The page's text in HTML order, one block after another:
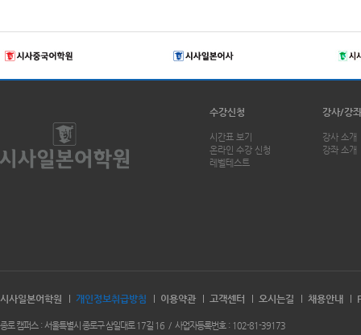
수강신청
시간표 보기
온라인 수강 신청
레벨테스트
강사/강좌
강사 소개
강좌 소개
시사일본어학원 개인정보취급방침 이용약관 고객센터 오시는길 채용안내
종로 캠퍼스 서울특별시 종로구 삼일대로 17길 16 사업자등록번호
102-81-39173